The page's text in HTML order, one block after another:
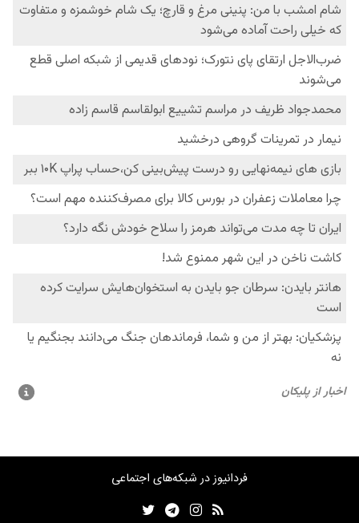
فردانیوز در شبکه‌های اجتماعی